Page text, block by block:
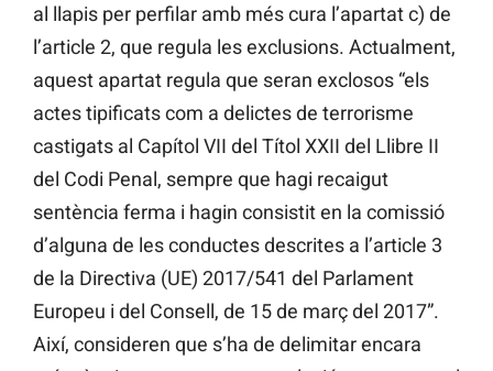
al llapis per perfilar amb més cura l’apartat c) de
l’article 2, que regula les exclusions. Actualment,
aquest apartat regula que seran exclosos “els
actes tipificats com a delictes de terrorisme
castigats al Capítol VII del Títol XXII del Llibre II
del Codi Penal, sempre que hagi recaigut
sentència ferma i hagin consistit en la comissió
d’alguna de les conductes descrites a l’article 3
de la Directiva (UE) 2017/541 del Parlament
Europeu i del Consell, de 15 de març del 2017”.
Així, consideren que s’ha de delimitar encara